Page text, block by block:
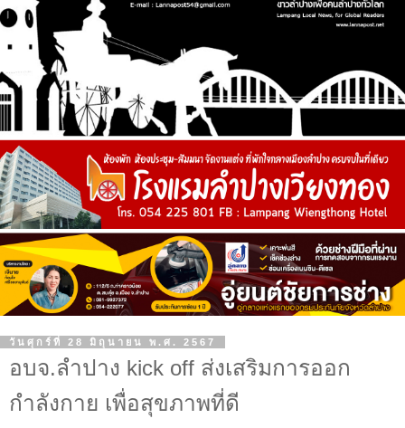
วันศุกร์ที่ 28 มิถุนายน พ.ศ. 2567
อบจ.ลำปาง kick off ส่งเสริมการออก
กำลังกาย เพื่อสุขภาพที่ดี